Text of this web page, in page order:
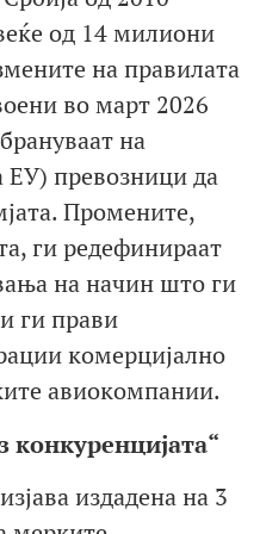
од 14 милиони
на правилата
во март 2026
на
ЕУ) превозници да
Промените,
ги редефинираат
на начин што ги
ги прави
комерцијално
авиокомпании.
конкуренцијата“
издадена на 3